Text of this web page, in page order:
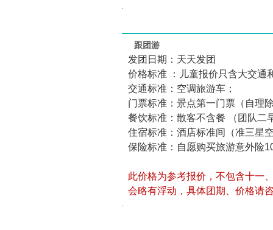
跟团游
发团日期：天天发团
价格标准 ：儿童报价只含大交通
交通标准：空调旅游车；
门票标准：景点第一门票（自理
餐饮标准：散客不含餐 （团队二
住宿标准：酒店标准间（准三星
保险标准：自愿购买旅游意外险
此价格为参考报价，不包含十一
会略有浮动，具体团期、价格请